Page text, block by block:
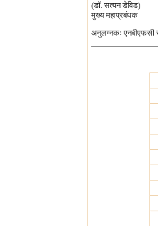
(डॉ. सत्यन डेविड)
मुख्य महाप्रबंधक
अनुलग्नकः एनबीएफसी